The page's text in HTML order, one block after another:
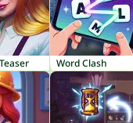
Word Clash